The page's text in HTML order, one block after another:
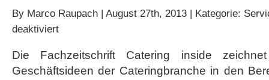
By Marco Raupach | August 27th, 2013 | Kategorie:
deaktiviertfür
Nominierung
zum
Die Fachzeitschrift Catering inside
Geschäftsideen der Cateringbranche in den